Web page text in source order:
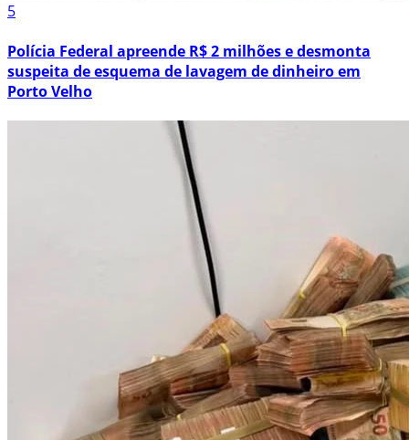
5
Polícia Federal apreende R$ 2 milhões e desmonta
suspeita de esquema de lavagem de dinheiro em
Porto Velho